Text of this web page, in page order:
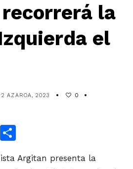
la
el
AZAROA, 2023 0
Email
Argitan presenta la